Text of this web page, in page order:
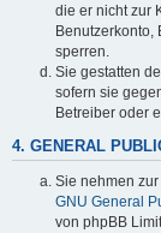
die er nicht zur
Benutzerkonto,
sperren.
Sie gestatten
sofern sie
Betreiber oder
4. GENERAL
Sie nehmen
GNU General
von phpBB